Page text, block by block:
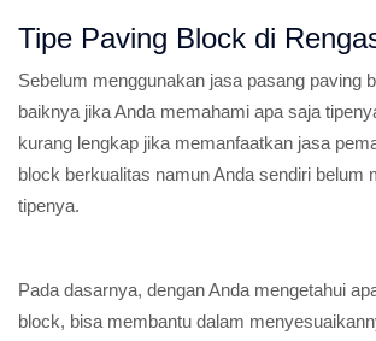
Tipe Paving Block di
Sebelum menggunakan jasa pasang paving
baiknya jika Anda memahami apa saja
kurang lengkap jika memanfaatkan jasa
block berkualitas namun Anda sendiri belum
tipenya.
Pada dasarnya, dengan Anda mengetahui
block, bisa membantu dalam